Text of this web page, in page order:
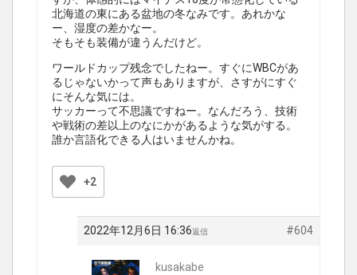
北海道の東にある盆地の冬なみです。あれかな
ー、湿度の差かなー。
そもそも装備が違うんだけど。
ワールドカップ残念でしたねー。すぐにWBCがあ
るじゃないかって声もありますが、さすがにすぐ
にそんな気には。
サッカーって不思議ですねー。なんだろう、技術
や戦術の差以上のなにかがあるような気がする。
誰か言語化できる人はいませんかね。
+2
2022年12月6日 16:36 #604
返信
kusakabe